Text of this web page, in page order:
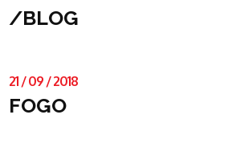
/BLOG
21 /09 /2018
FOGO